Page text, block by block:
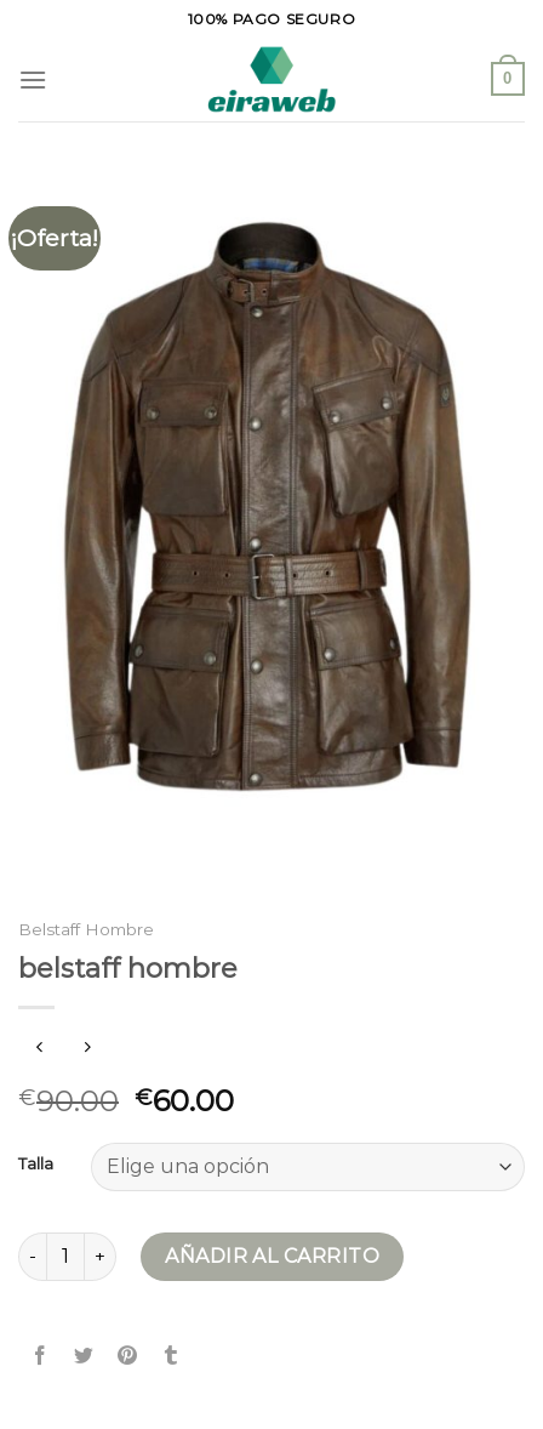
contenido
100% PAGO SEGURO
0
¡Oferta!
Belstaff Hombre
belstaff hombre
€90.00 €60.00
Talla
belstaff hombre cantidadAÑADIR AL CARRITO